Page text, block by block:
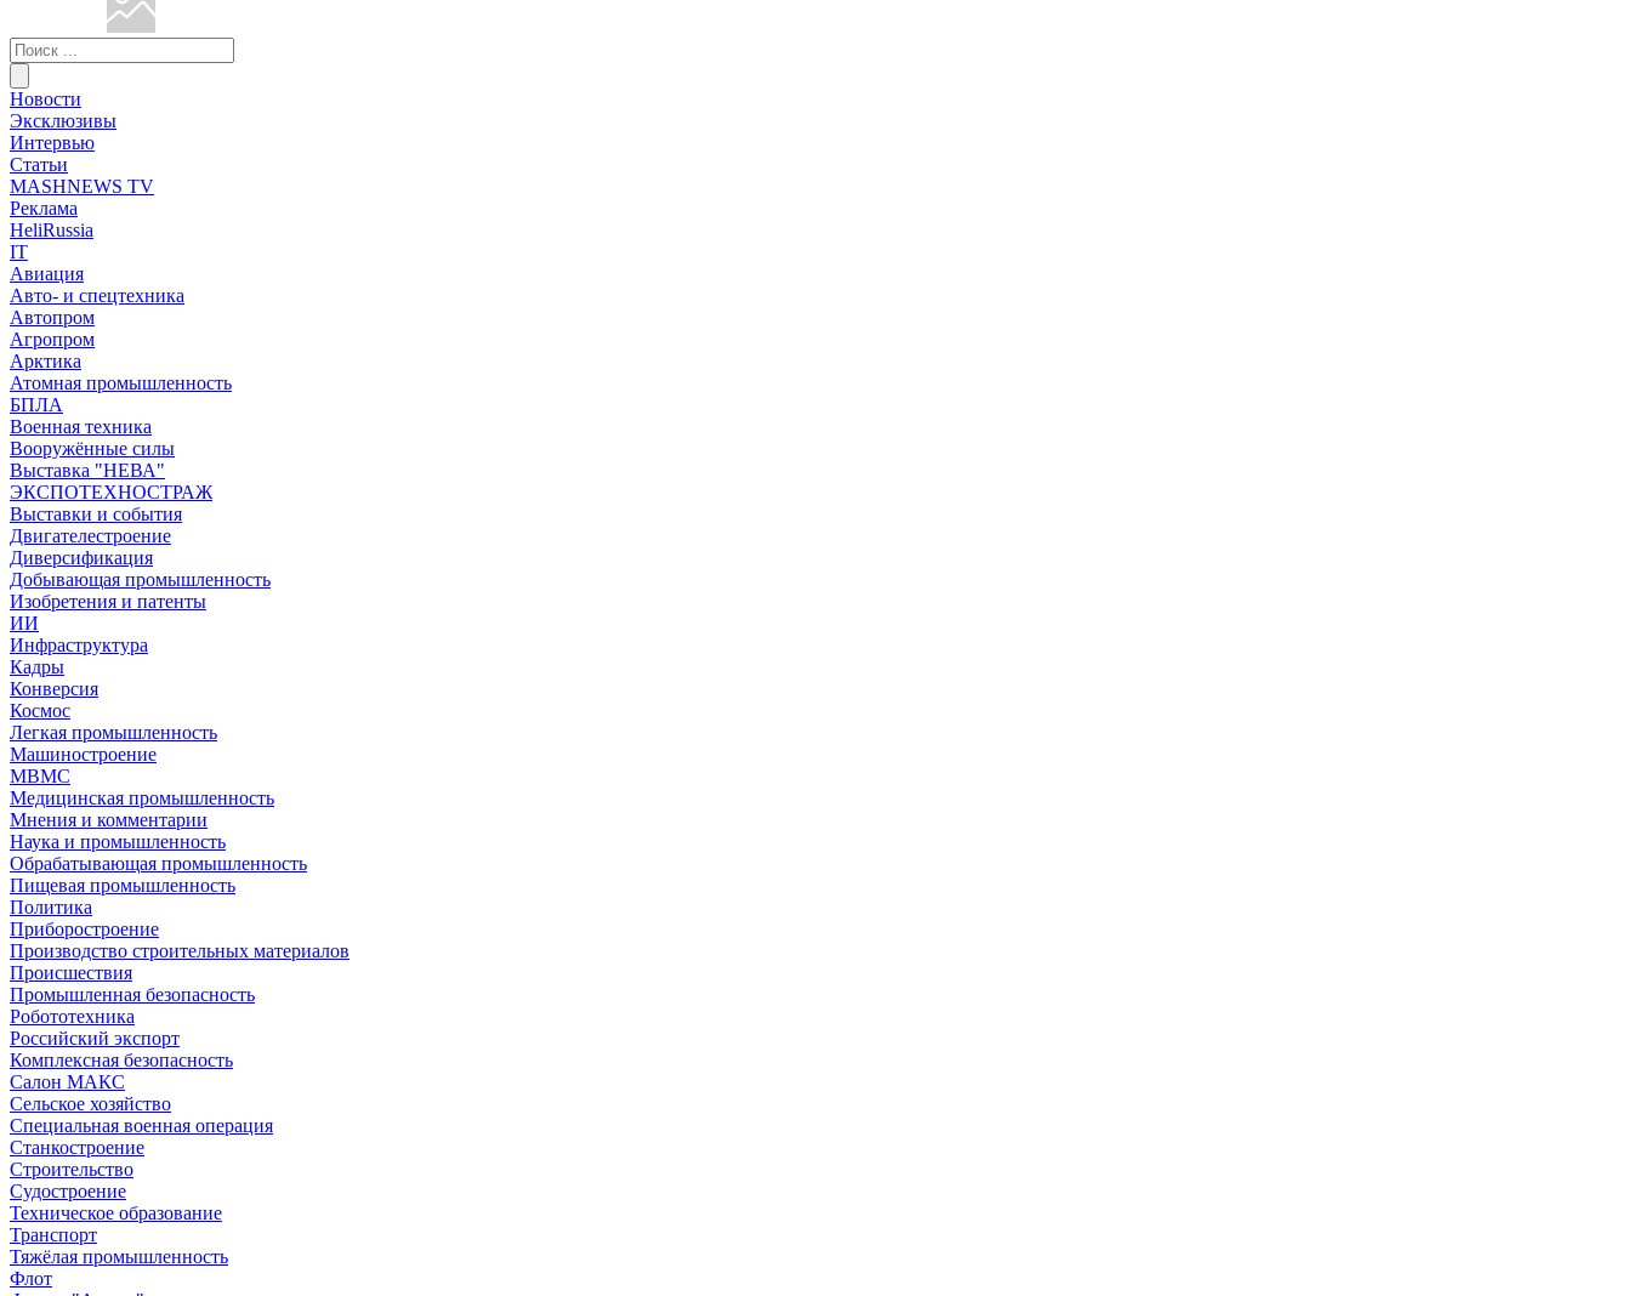
Новости
Эксклюзивы
Интервью
Статьи
MASHNEWS TV
Реклама
HeliRussia
IT
Авиация
Авто- и спецтехника
Автопром
Агропром
Арктика
Атомная промышленность
БПЛА
Военная техника
Вооружённые силы
Выставка "НЕВА"
ЭКСПОТЕХНОСТРАЖ
Выставки и события
Двигателестроение
Диверсификация
Добывающая промышленность
Изобретения и патенты
ИИ
Инфраструктура
Кадры
Конверсия
Космос
Легкая промышленность
Машиностроение
МВМС
Медицинская промышленность
Мнения и комментарии
Наука и промышленность
Обрабатывающая промышленность
Пищевая промышленность
Политика
Приборостроение
Производство строительных материалов
Происшествия
Промышленная безопасность
Робототехника
Российский экспорт
Комплексная безопасность
Салон МАКС
Сельское хозяйство
Специальная военная операция
Станкостроение
Строительство
Судостроение
Техническое образование
Транспорт
Тяжёлая промышленность
Флот